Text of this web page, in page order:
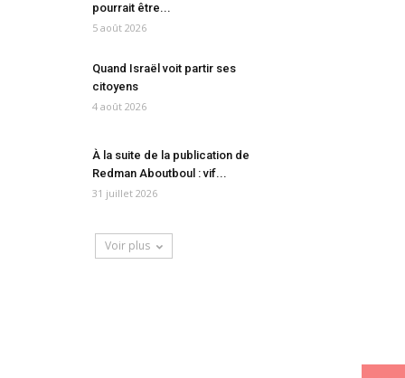
pourrait être...
5 août 2026
Quand Israël voit partir ses
citoyens
4 août 2026
À la suite de la publication de
Redman Aboutboul : vif...
31 juillet 2026
Voir plus